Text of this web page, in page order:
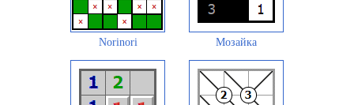
Norinori Мозайка